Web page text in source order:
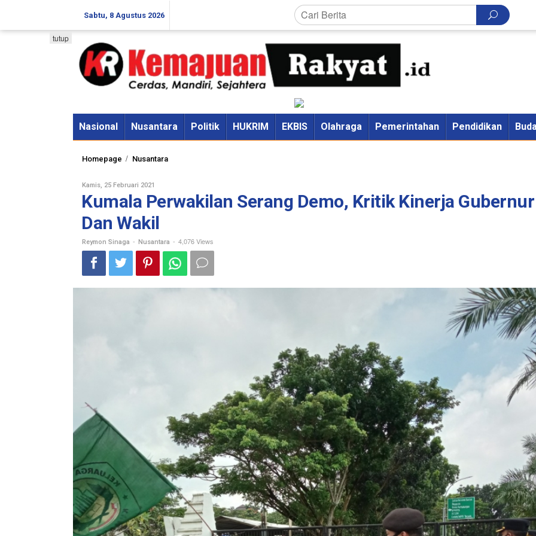
content
Sabtu, 8 Agustus 2026
Nasional Nusantara Politik HUKRIM EKBIS Olahraga Pemerintahan Pendidikan
tutup
Homepage / NusantaraKumala
Kritik
Dan
Wakil
Kamis, 25 Februari 2021
Sinaga
Kumala Perwakilan Serang Demo, Kritik Kinerja Gubernur
Dan Wakil
Reymon Sinaga - Nusantara - 4,076 Views